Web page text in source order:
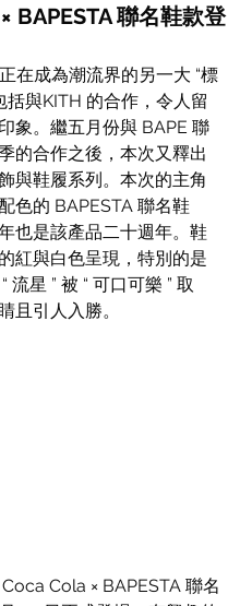
BAPESTA 聯名鞋款登
在成為潮流界的另一大 “標
括與KITH 的合作，令人留
象。繼五月份與 BAPE 聯
的合作之後，本次又釋出
與鞋履系列。本次的主角
色的 BAPESTA 聯名鞋
也是該產品二十週年。鞋
紅與白色呈現，特別的是
流星 ” 被 “ 可口可樂 ” 取
且引人入勝。
Cola × BAPESTA 聯名